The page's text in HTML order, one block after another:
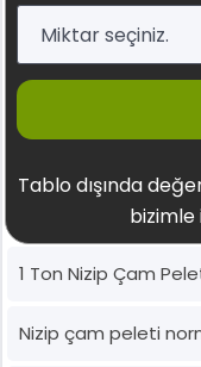
Tablo dışında
bizimle
1 Ton Nizip Çam
Nizip çam peleti